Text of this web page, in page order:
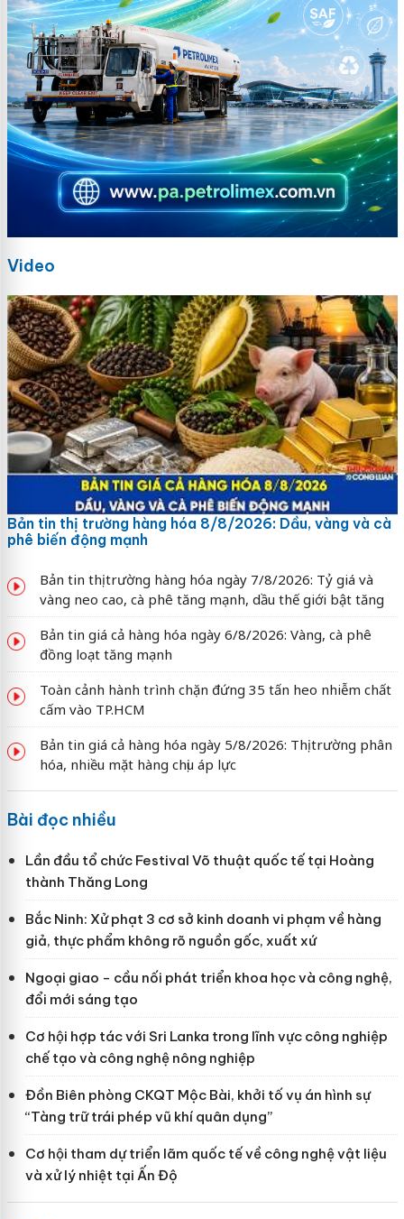
Video
Bản tin thị trường hàng hóa 8/8/2026: Dầu, vàng và cà
phê biến động mạnh
Bản tin thị trường hàng hóa ngày 7/8/2026: Tỷ giá và
vàng neo cao, cà phê tăng mạnh, dầu thế giới bật tăng
Bản tin giá cả hàng hóa ngày 6/8/2026: Vàng, cà phê
đồng loạt tăng mạnh
Toàn cảnh hành trình chặn đứng 35 tấn heo nhiễm chất
cấm vào TP.HCM
Bản tin giá cả hàng hóa ngày 5/8/2026: Thị trường phân
hóa, nhiều mặt hàng chịu áp lực
Bài đọc nhiều
Lần đầu tổ chức Festival Võ thuật quốc tế tại Hoàng
thành Thăng Long
Bắc Ninh: Xử phạt 3 cơ sở kinh doanh vi phạm về hàng
giả, thực phẩm không rõ nguồn gốc, xuất xứ
Ngoại giao - cầu nối phát triển khoa học và công nghệ,
đổi mới sáng tạo
Cơ hội hợp tác với Sri Lanka trong lĩnh vực công nghiệp
chế tạo và công nghệ nông nghiệp
Đồn Biên phòng CKQT Mộc Bài, khởi tố vụ án hình sự
“Tàng trữ trái phép vũ khí quân dụng”
Cơ hội tham dự triển lãm quốc tế về công nghệ vật liệu
và xử lý nhiệt tại Ấn Độ